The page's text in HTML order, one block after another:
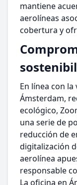
mantiene
aerolíneas
cobertura y
En línea con
Ámsterdam,
ecológico,
una serie de
reducción de
digitalización
aerolínea
responsable
La oficina en